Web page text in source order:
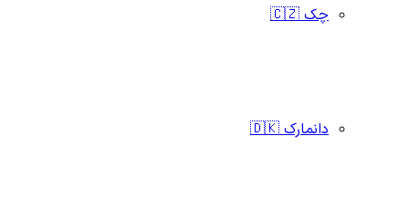
چک 🇨🇿
دانمارک 🇩🇰